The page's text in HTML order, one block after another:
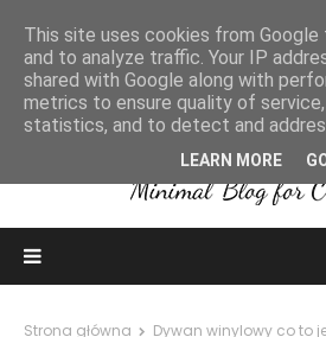
Strona główna Dywan winylowy co to
This site uses cookies from
and to analyze traffic. Your IP
shared with Google along with
metrics to ensure quality of
statistics, and to detect and
LEARN MORE